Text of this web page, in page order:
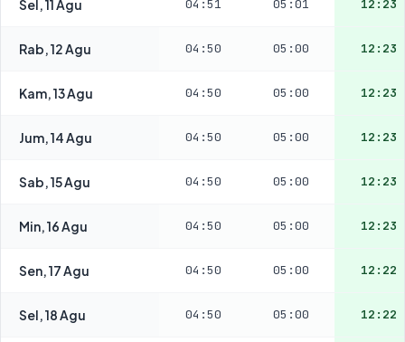
Sel, 11 Agu 04:51 05:01 12:23
Rab, 12 Agu 04:50 05:00 12:23
Kam, 13 Agu 04:50 05:00 12:23
Jum, 14 Agu 04:50 05:00 12:23
Sab, 15 Agu 04:50 05:00 12:23
Min, 16 Agu 04:50 05:00 12:23
Sen, 17 Agu 04:50 05:00 12:22
Sel, 18 Agu 04:50 05:00 12:22